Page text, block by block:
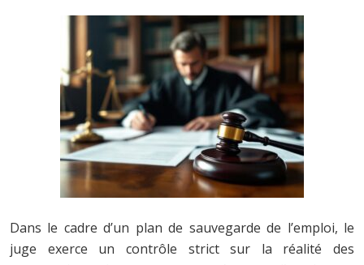
Dans le cadre d’un plan de sauvegarde de l’emploi, le
juge exerce un contrôle strict sur la réalité des